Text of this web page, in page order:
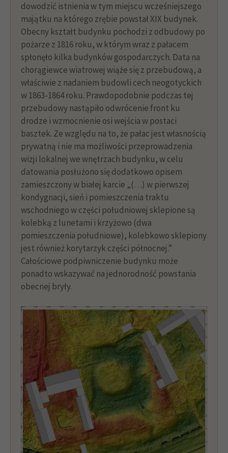
dowodzić istnienia w tym miejscu wcześniejszego
majątku na którego zrębie powstał XIX budynek.
Obecny kształt budynku pochodzi z odbudowy po
pożarze z 1816 roku, w którym wraz z pałacem
spłonęło kilka budynków gospodarczych. Data na
chorągiewce wiatrowej wiąże się z przebudową, a
właściwie z nadaniem budowli cech neogotyckich
w 1863-1864 roku. Prawdopodobnie podczas tej
przebudowy nastąpiło odwrócenie front ku
drodze i wzmocnienie osi wejścia w postaci
basztek. Ze względu na to, że pałac jest własnością
prywatną i nie ma możliwości przeprowadzenia
wizji lokalnej we wnętrzach budynku, w celu
datowania posłużono się dodatkowo opisem
zamieszczony w białej karcie „(…) w pierwszej
kondygnacji, sień i pomieszczenia traktu
wschodniego w części południowej sklepione są
kolebką z lunetami i krzyżowo (dwa
pomieszczenia południowe), kolebkowo sklepiony
jest również korytarzyk części północnej.”
Całościowe podpiwniczenie budynku może
ponadto wskazywać na jednorodność powstania
obecnej bryły.